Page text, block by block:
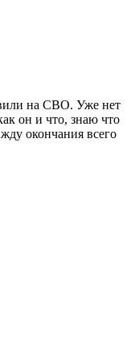
на СВО. Уже нет
он и что, знаю что
окончания всего